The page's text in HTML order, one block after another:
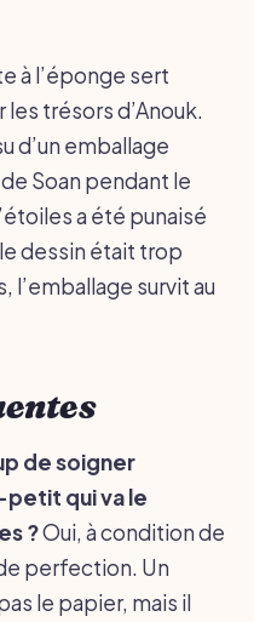
à l’éponge sert
trésors d’Anouk.
d’un emballage
Soan pendant le
a été punaisé
dessin était trop
l’emballage survit au
de soigner
petit qui va le
?Oui, à condition de
perfection. Un
le papier, mais il